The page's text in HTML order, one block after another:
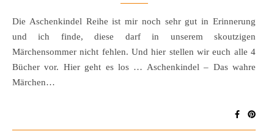
Die Aschenkindel Reihe ist mir noch sehr gut in Erinnerung
und ich finde, diese darf in unserem skoutzigen
Märchensommer nicht fehlen. Und hier stellen wir euch alle 4
Bücher vor. Hier geht es los … Aschenkindel – Das wahre
Märchen…